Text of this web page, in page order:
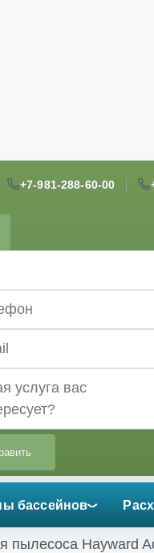
+7-981-288-60-00
бассейнов
пылесоса Hayward